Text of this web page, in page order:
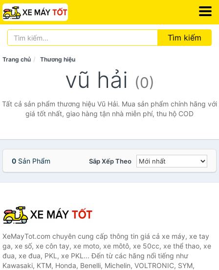
Tìm kiếm
Trang chủ Thương hiệu
vũ hải (0)
Tất cả sản phẩm thương hiệu Vũ Hải. Mua sản phẩm chính hãng với
giá tốt nhất, giao hàng tận nhà miễn phí, thu hộ COD
0 Sản Phẩm Sắp Xếp Theo
XeMayTot.com chuyên cung cấp thông tin giá cả xe máy, xe tay
ga, xe số, xe côn tay, xe moto, xe môtô, xe 50cc, xe thể thao, xe
đua, xe đua, PKL, xe PKL... Đến từ các hãng nổi tiếng như
Kawasaki, KTM, Honda, Benelli, Michelin, VOLTRONIC, SYM,